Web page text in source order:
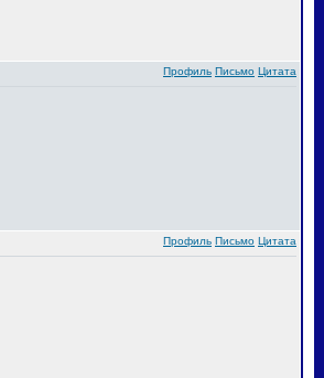
Профиль Письмо Цитата
Профиль Письмо Цитата